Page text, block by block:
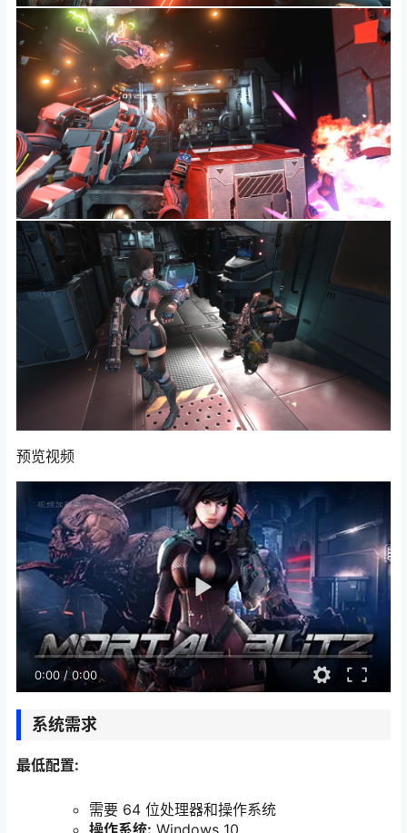
预览视频
0:00/0:00
系统需求
最低配置:
需要 64 位处理器和操作系统